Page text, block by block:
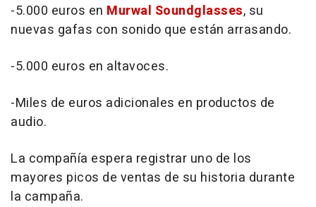
-5.000 euros en Murwal Soundglasses, su
nuevas gafas con sonido que están arrasando.
-5.000 euros en altavoces.
-Miles de euros adicionales en productos de
audio.
La compañía espera registrar uno de los
mayores picos de ventas de su historia durante
la campaña.